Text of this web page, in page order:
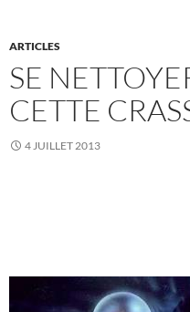
ARTICLES
SE
CETTE
4 JUILLET 2013